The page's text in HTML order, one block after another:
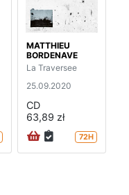
MATTHIEU
BORDENAVE
La Traversee
25.09.2020
CD
63,89 zł
72H